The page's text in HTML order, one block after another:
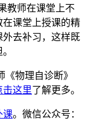
教师在课堂上不
课堂上授课的精
去补习，这样既
物理自诊断》
击这里了解更多。
课。微信公众号：